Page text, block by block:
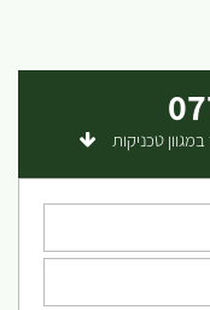
טכניקות